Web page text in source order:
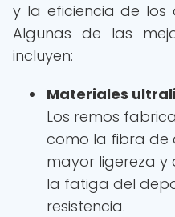
y la eficiencia de los
Algunas de las
incluyen:
Materiales
Los remos
como la fibra de
mayor ligereza y
la fatiga del
resistencia.